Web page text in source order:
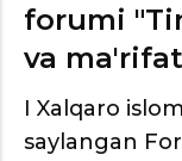
forumi
va
I Xalqaro
saylangan